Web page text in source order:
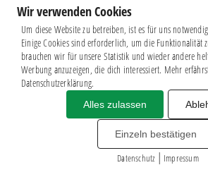
Impressum|Datenschutz
BSG CHEMIE LEIPZIG © 2026
MITGLIEDERZAHL: 2.816
webdesign by3W
Wir verwenden Cookies
Um diese Website zu betreiben, ist es für uns
Einige Cookies sind erforderlich, um die Funktionalität
brauchen wir für unsere Statistik und wieder andere
Werbung anzuzeigen, die dich interessiert. Mehr
Datenschutzerklärung.
Alles zulassen
Einzeln bestätigen
Datenschutz | Impressum